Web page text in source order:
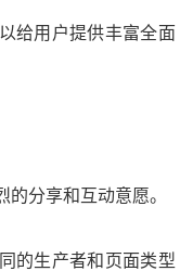
给用户提供丰富全面
分享和互动意愿。
的生产者和页面类型